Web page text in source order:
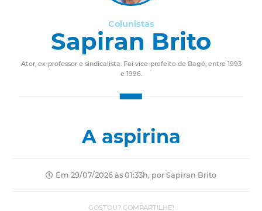
Colunistas
Sapiran Brito
Ator, ex-professor e sindicalista. Foi vice-prefeito de Bagé, entre 1993
e 1996.
A aspirina
Em 29/07/2026 às 01:33h, por Sapiran Brito